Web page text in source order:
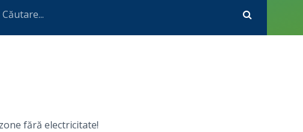
fără electricitate!